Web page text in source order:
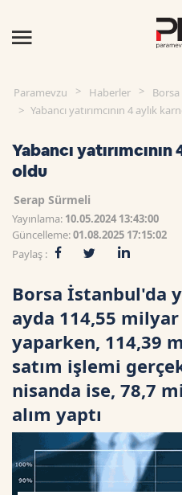
Paramevzu Haberler
Borsa
Yabancı yatırımcının 4 aylık
Yabancı
oldu
Serap Sürmeli
Yayınlama: 10.05.2024 13:43:00
Güncelleme:01.08.2025 17:15:02
Paylaş :
Borsa İstanbul'da
ayda 114,55
yaparken, 114,39
satım işlemi
nisanda ise, 78,7
alım yaptı